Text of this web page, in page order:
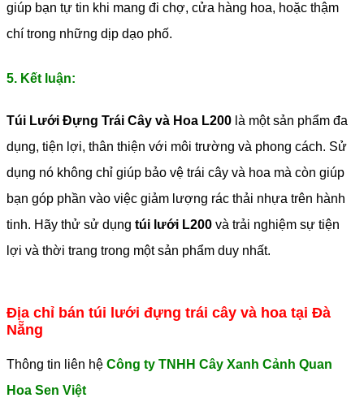
giúp bạn tự tin khi mang đi chợ, cửa hàng hoa, hoặc thậm
chí trong những dịp dạo phố.
5. Kết luận:
Túi Lưới Đựng Trái Cây và Hoa L200 là một sản phẩm đa
dụng, tiện lợi, thân thiện với môi trường và phong cách. Sử
dụng nó không chỉ giúp bảo vệ trái cây và hoa mà còn giúp
bạn góp phần vào việc giảm lượng rác thải nhựa trên hành
tinh. Hãy thử sử dụng túi lưới L200 và trải nghiệm sự tiện
lợi và thời trang trong một sản phẩm duy nhất.
Địa chỉ bán túi lưới đựng trái cây và hoa tại Đà
Nẵng
Thông tin liên hệ Công ty TNHH Cây Xanh Cảnh Quan
Hoa Sen Việt